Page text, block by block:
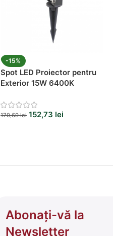
-15%
Spot LED Proiector pentru
Exterior 15W 6400K
179,69lei 152,73 lei
Abonați-vă la
Newsletter